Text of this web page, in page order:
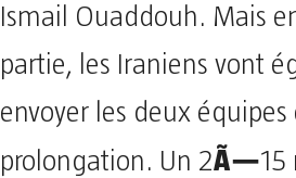
Ismail Ouaddouh. Mais
partie, les Iraniens vont
envoyer les deux équipes
prolongation. Un 2Ã—15